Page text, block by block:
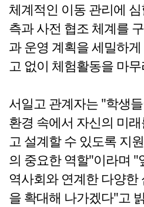
체계적인 이동 관리에
측과 사전 협조 체계를
과 운영 계획을 세밀하
고 없이 체험활동을 마
서일고 관계자는 "학생
환경 속에서 자신의 미
고 설계할 수 있도록 지
의 중요한 역할"이라며 "
역사회와 연계한 다양한
을 확대해 나가겠다"고